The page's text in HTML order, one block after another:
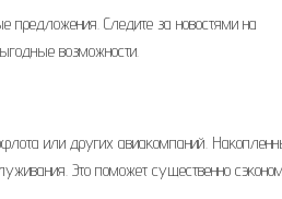
предложения. Следите за новостями на
возможности.
или других авиакомпаний.
Это поможет существенно